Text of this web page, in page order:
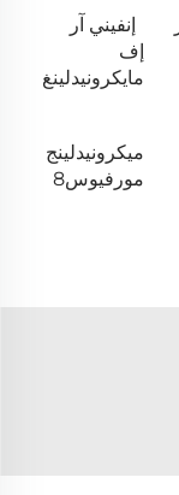
إنفيني آر
إف
مايكرونيدلينغ
ميكرونيدلينج
مورفيوس8